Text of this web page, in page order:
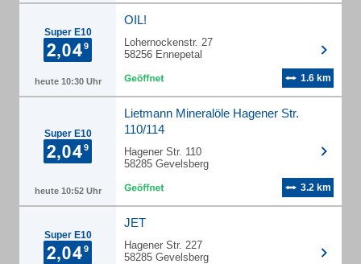
Super E10
heute 10:30 Uhr
OIL!
Lohernockenstr. 27
58256 Ennepetal
1.6 km
Super E10
heute 10:52 Uhr
Lietmann Mineralöle Hagener Str.
110/114
Hagener Str. 110
58285 Gevelsberg
3.2 km
Super E10
JET
Hagener Str. 227
58285 Gevelsberg